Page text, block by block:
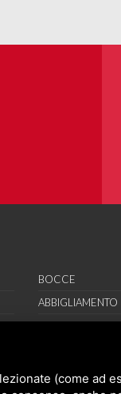
BOCCE
ABBIGLIAMENTO
CALZATURE
SAVO SPORT
(come ad